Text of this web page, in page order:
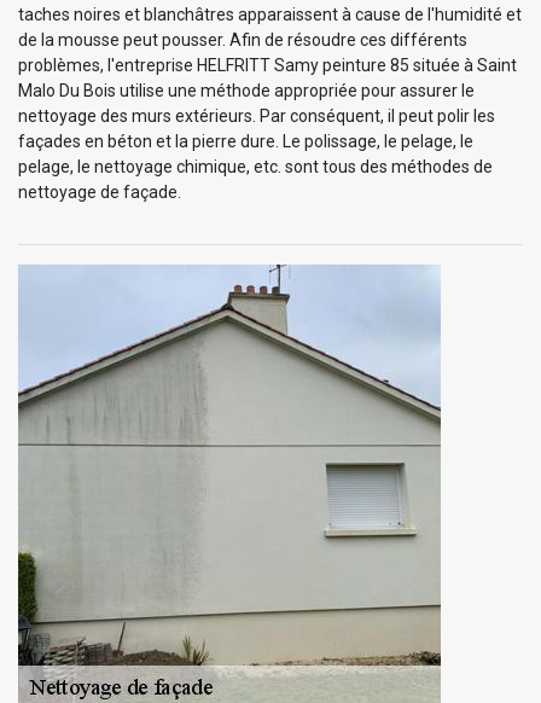
taches noires et blanchâtres apparaissent à cause de l'humidité et
de la mousse peut pousser. Afin de résoudre ces différents
problèmes, l'entreprise HELFRITT Samy peinture 85 située à Saint
Malo Du Bois utilise une méthode appropriée pour assurer le
nettoyage des murs extérieurs. Par conséquent, il peut polir les
façades en béton et la pierre dure. Le polissage, le pelage, le
pelage, le nettoyage chimique, etc. sont tous des méthodes de
nettoyage de façade.